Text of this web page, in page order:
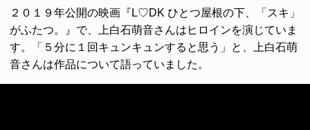
２０１９年公開の映画『L♡DK ひとつ屋根の下、「スキ」
がふたつ。』で、上白石萌音さんはヒロインを演じていま
す。「５分に１回キュンキュンすると思う」と、上白石萌
音さんは作品について語っていました。